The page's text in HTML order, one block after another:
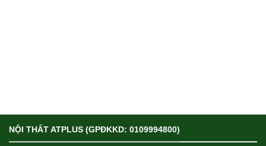
NỘI THẤT ATPLUS (GPĐKKD: 0109994800)